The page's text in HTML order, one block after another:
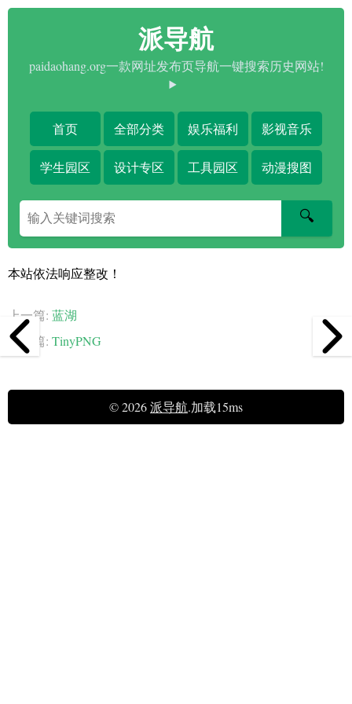
派导航
paidaohang.org一款网址发布页导航一键搜索历史网站!
首页 全部分类 娱乐福利 影视音乐
学生园区 设计专区 工具园区 动漫搜图
搜
索
字
🔍
本站依法响应整改！
上一篇: 蓝湖
下一篇: TinyPNG
© 2026派导航.加载15ms